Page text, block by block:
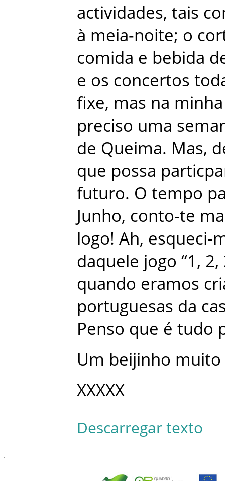
actividades, tais
à meia-noite; o
comida e bebida
e os concertos
fixe, mas na minha
preciso uma
de Queima. Mas,
que possa
futuro. O tempo
Junho, conto-te
logo! Ah, esqueci-
daquele jogo “1 , 2,
quando eramos
portuguesas da
Penso que é tudo
Um beijinho muito
XXXXX
Descarregar texto